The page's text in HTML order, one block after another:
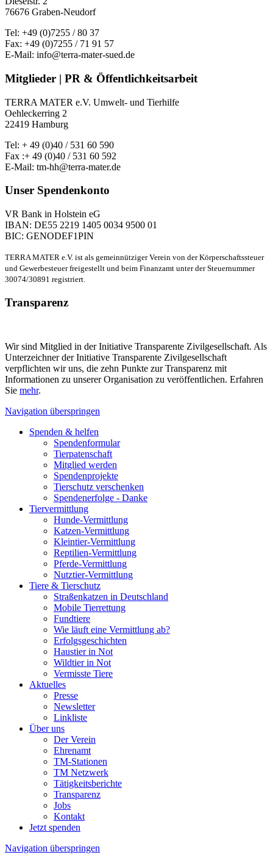
76676 Graben-Neudorf
Tel: +49 (0)7255 / 80 37
Fax: +49 (0)7255 / 71 91 57
E-Mail: info@terra-mater-sued.de
Mitglieder | PR & Öffentlichkeitsarbeit
TERRA MATER e.V. Umwelt- und Tierhilfe
Oehleckerring 2
22419 Hamburg
Tel: + 49 (0)40 / 531 60 590
Fax :+ 49 (0)40 / 531 60 592
E-Mail: tm-hh@terra-mater.de
Unser Spendenkonto
VR Bank in Holstein eG
IBAN: DE55 2219 1405 0034 9500 01
BIC: GENODEF1PIN
TERRA MATER e.V. ist als gemeinnütziger Verein von der Körperschaftssteuer
und Gewerbesteuer freigestellt und beim Finanzamt unter der Steuernummer
30074/30891 registriert.
Transparenz
Wir sind Mitglied in der Initiative Transparente Zivilgesellschaft. Als
Unterzeichner der Initiative Transparente Zivilgesellschaft
verpflichten wir uns, die zehn Punkte zur Transparenz mit
Informationen zu unserer Organisation zu veröffentlichen. Erfahren
Sie mehr.
Navigation überspringen
Spenden & helfen
Spendenformular
Tierpatenschaft
Mitglied werden
Spendenprojekte
Tierschutz verschenken
Spendenerfolge - Danke
Tiervermittlung
Hunde-Vermittlung
Katzen-Vermittlung
Kleintier-Vermittlung
Reptilien-Vermittlung
Pferde-Vermittlung
Nutztier-Vermittlung
Tiere & Tierschutz
Straßenkatzen in Deutschland
Mobile Tierrettung
Fundtiere
Wie läuft eine Vermittlung ab?
Erfolgsgeschichten
Haustier in Not
Wildtier in Not
Vermisste Tiere
Aktuelles
Presse
Newsletter
Linkliste
Über uns
Der Verein
Ehrenamt
TM-Stationen
TM Netzwerk
Tätigkeitsberichte
Transparenz
Jobs
Kontakt
Jetzt spenden
Navigation überspringen